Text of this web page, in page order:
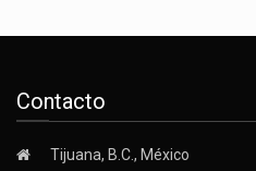
Contacto
Tijuana, B.C., México